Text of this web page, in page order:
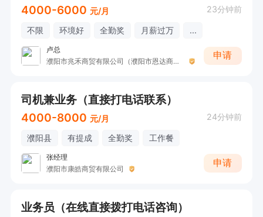
4000-6000 元/月 23分钟前
不限 环境好 全勤奖 月薪过万 ...
卢总
濮阳市兆禾商贸有限公司（濮阳市恩达商贸有限公司）
申请
司机兼业务（直接打电话联系）
4000-8000 元/月 24分钟前
濮阳县 有提成 全勤奖 工作餐
张经理
濮阳市康皓商贸有限公司
申请
业务员（在线直接拨打电话咨询）